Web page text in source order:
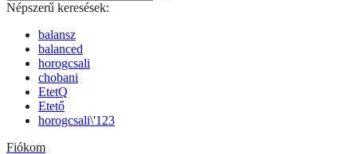
Népszerű keresések:
balansz
balanced
horogcsali
chobani
EtetQ
Etető
horogcsali\'123
Fiókom